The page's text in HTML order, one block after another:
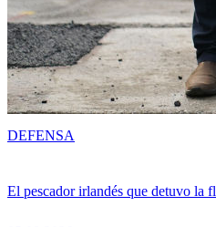
El pescador irlandés que detuvo la
DEFENSA